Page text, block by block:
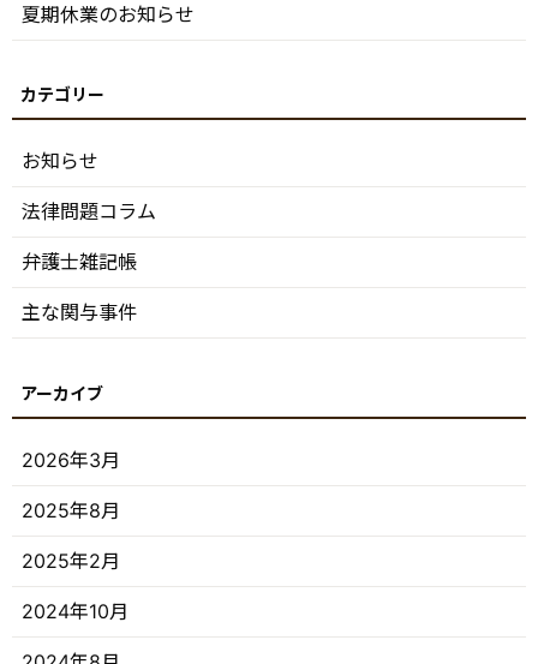
夏期休業のお知らせ
お知らせ
法律問題コラム
弁護士雑記帳
主な関与事件
2026年3月
2025年8月
2025年2月
2024年10月